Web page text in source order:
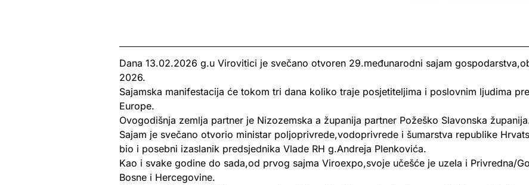
Dana 13.02.2026 g.u Virovitici je svečano otvoren 29.međunarodni sajam
2026.
Sajamska manifestacija će tokom tri dana koliko traje posjetiteljima i poslovnim ljudima
Europe.
Ovogodišnja zemlja partner je Nizozemska a županija partner Požeško Slavonska
Sajam je svečano otvorio ministar poljoprivrede,vodoprivrede i šumarstva republike
bio i posebni izaslanik predsjednika Vlade RH g.Andreja Plenkovića.
Kao i svake godine do sada,od prvog sajma Viroexpo,svoje učešće je uzela i Privredna/
Bosne i Hercegovine.